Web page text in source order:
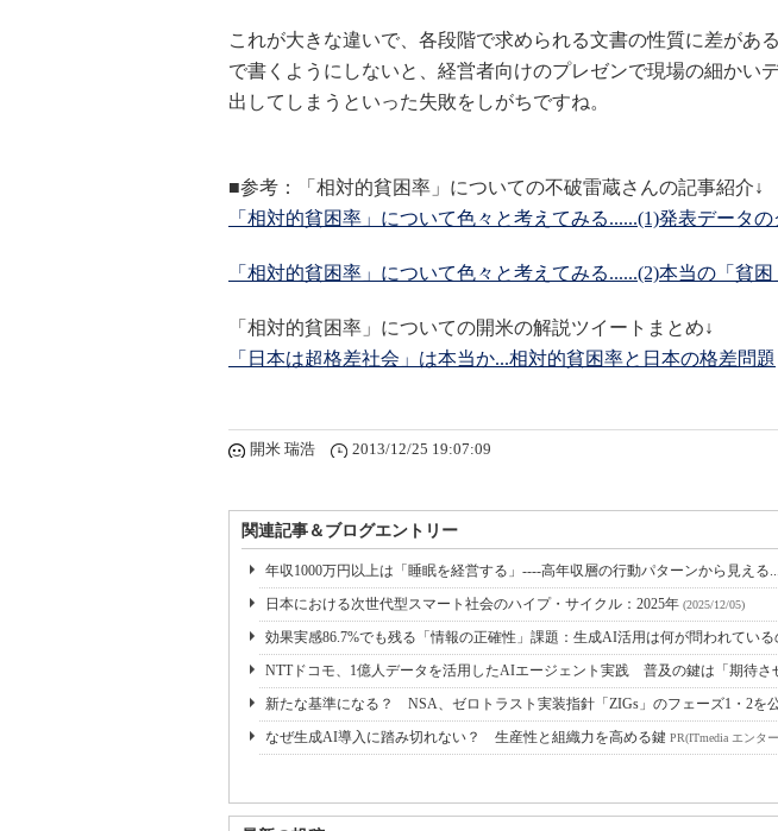
これが大きな違いで、各段階で求められる文書の性質に差があ
で書くようにしないと、経営者向けのプレゼンで現場の細かい
出してしまうといった失敗をしがちですね。
■参考：「相対的貧困率」についての不破雷蔵さんの記事紹介↓
「相対的貧困率」について色々と考えてみる......(1)発表データ
「相対的貧困率」について色々と考えてみる......(2)本当の「貧
「相対的貧困率」についての開米の解説ツイートまとめ↓
「日本は超格差社会」は本当か...相対的貧困率と日本の格差問題
開米 瑞浩 2013/12/25 19:07:09
関連記事＆ブログエントリー
年収1000万円以上は「睡眠を経営する」----高年収層の行動パターンから見える...
日本における次世代型スマート社会のハイプ・サイクル：2025年 (2025/12/05)
効果実感86.7%でも残る「情報の正確性」課題：生成AI活用は何が問われている
NTTドコモ、1億人データを活用したAIエージェント実践 普及の鍵は「期待さ
新たな基準になる？ NSA、ゼロトラスト実装指針「ZIGs」のフェーズ1・2を
なぜ生成AI導入に踏み切れない？ 生産性と組織力を高める鍵 PR(ITmedia エンタ